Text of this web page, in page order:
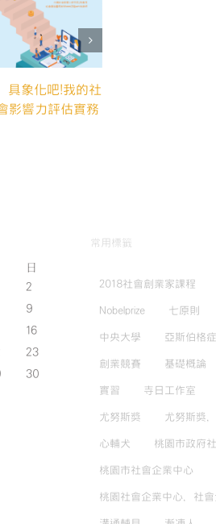
日
2
9
16
23
30
常用標籤
2018社會創業家課程
Nobelprize 七原則
中央大學 亞斯伯格症
創業競賽 基礎概論
實習 寺日工作室
尤努斯獎 尤努斯獎
心輔犬 桃園市政府
桃園市社會企業中心
桃園社會企業中心，社會